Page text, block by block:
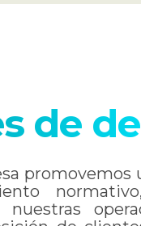
de
promovemos
nuestras